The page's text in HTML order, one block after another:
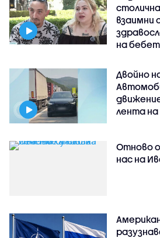
взаимни
на
Двойно
лента на
Отново
нас на